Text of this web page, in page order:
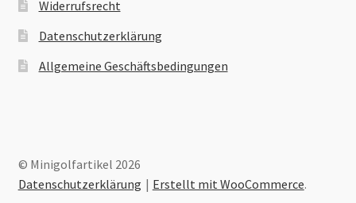
Widerrufsrecht
Datenschutzerklärung
Allgemeine Geschäftsbedingungen
© Minigolfartikel 2026
Datenschutzerklärung
Erstellt mit WooCommerce.